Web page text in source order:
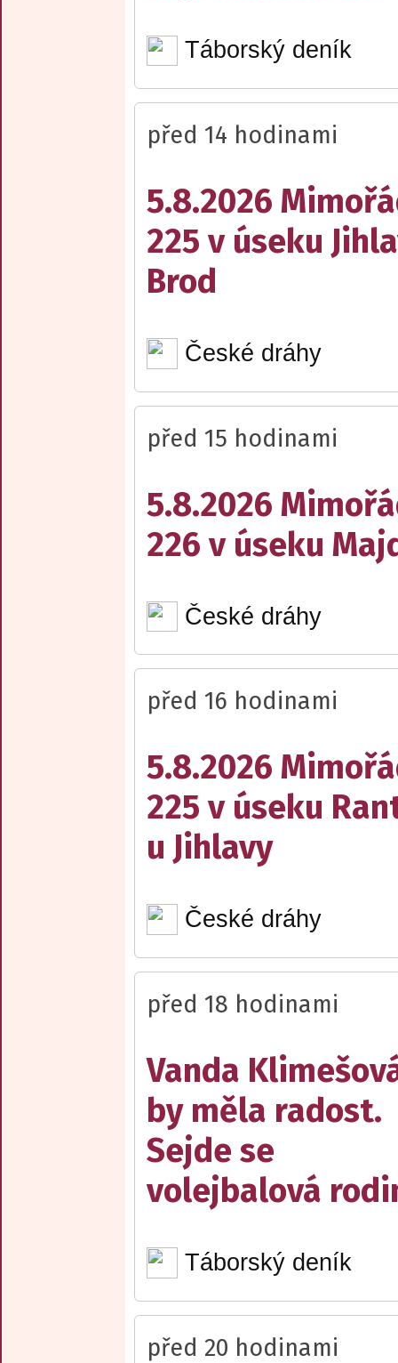
Táborský deník
před 14 hodinami
5.8.2026
225 v úseku
Brod
České dráhy
před 15 hodinami
5.8.2026
226 v úseku
České dráhy
před 16 hodinami
5.8.2026
225 v úseku
u Jihlavy
České dráhy
před 18 hodinami
Vanda
by měla radost.
Sejde se
volejbalová
Táborský deník
před 20 hodinami